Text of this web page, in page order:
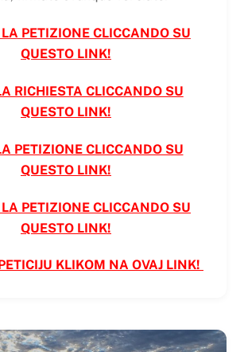
PETIZIONE CLICCANDO SU
QUESTO LINK!
RICHIESTA CLICCANDO SU
QUESTO LINK!
PETIZIONE CLICCANDO SU
QUESTO LINK!
PETIZIONE CLICCANDO SU
QUESTO LINK!
KLIKOM NA OVAJ LINK!